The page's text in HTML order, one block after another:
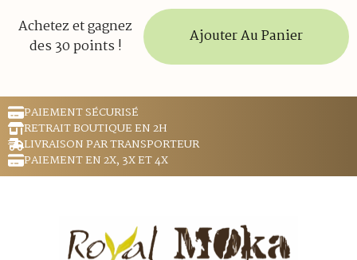
Achetez et gagnez
des 30 points !
Ajouter Au Panier
PAIEMENT SÉCURISÉ
RETRAIT BOUTIQUE EN 2H
LIVRAISON PAR TRANSPORTEUR
PAIEMENT EN 2X, 3X ET 4X